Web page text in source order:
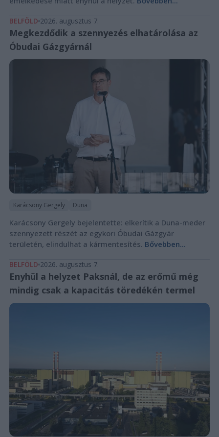
BELFÖLD 2026. augusztus 7.
Megkezdődik a szennyezés elhatárolása az
Óbudai Gázgyárnál
Karácsony Gergely Duna
Karácsony Gergely bejelentette: elkerítik a Duna-meder
szennyezett részét az egykori Óbudai Gázgyár
területén, elindulhat a kármentesítés. Bővebben...
BELFÖLD 2026. augusztus 7.
Enyhül a helyzet Paksnál, de az erőmű még
mindig csak a kapacitás töredékén termel